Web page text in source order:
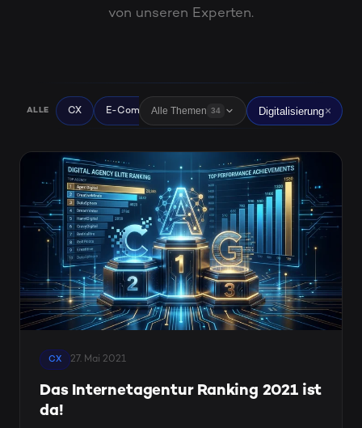
von unseren Experten.
ALLE CX E-Commerce Digitalisierung News UX
Alle Themen 34 Digitalisierung
CX 27. Mai 2021
Das Internetagentur Ranking 2021 ist
da!